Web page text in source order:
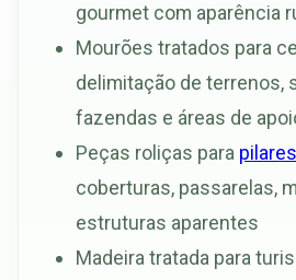
gourmet com aparência
Mourões tratados para
delimitação de terrenos,
fazendas e áreas de
Peças roliças para pilares
coberturas, passarelas,
estruturas aparentes
Madeira tratada para